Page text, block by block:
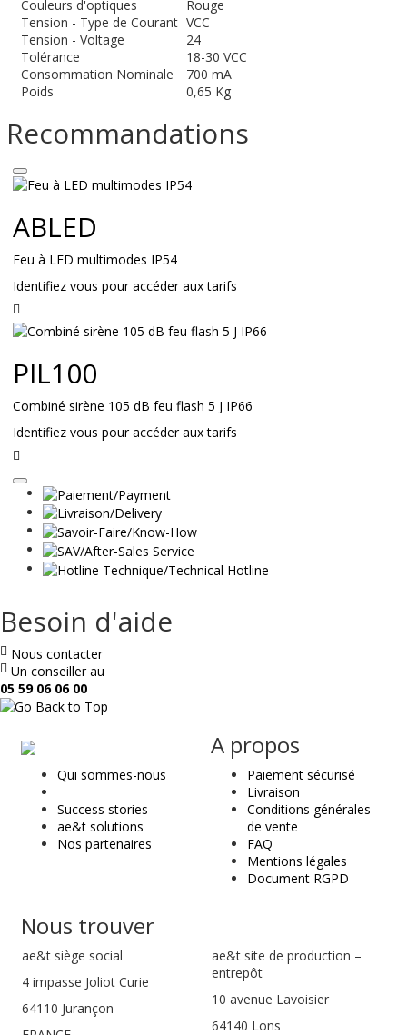
Couleurs d'optiques
Rouge
Tension - Type de Courant VCC
Tension - Voltage
24
Tolérance
18-30 VCC
Consommation Nominale
700 mA
Poids
0,65 Kg
Recommandations
ABLED
Feu à LED multimodes IP54
Identifiez vous pour accéder aux tarifs
la
PIL100
Combiné sirène 105 dB feu flash 5 J IP66
Identifiez vous pour accéder aux tarifs
la
suite
Besoin d'aide
Nous contacter
Un conseiller au
05 59 06 06 00
ae
&
t
Qui sommes-nous
Success stories
ae&t solutions
Nos partenaires
A propos
Paiement sécurisé
Livraison
Conditions générales
de vente
FAQ
Mentions légales
Document RGPD
Nous trouver
ae&t siège social
4 impasse Joliot Curie
64110 Jurançon
ae&t site de production –
entrepôt
10 avenue Lavoisier
64140 Lons